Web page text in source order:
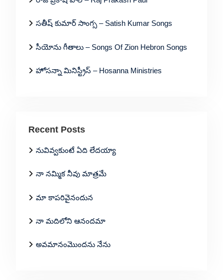
సతీష్ కుమార్ సాంగ్స – Satish Kumar Songs
సీయోను గీతాలు – Songs Of Zion Hebron Songs
హోసన్నా మినిస్ట్రీస్ – Hosanna Ministries
Recent Posts
నువివ్వకుంటే ఏది లేదయ్యా
నా నమ్మిక నీవు మాత్రమే
మా కాపరివైనందున
నా మదిలోని ఆనందమా
అవమానంమొందను నేను